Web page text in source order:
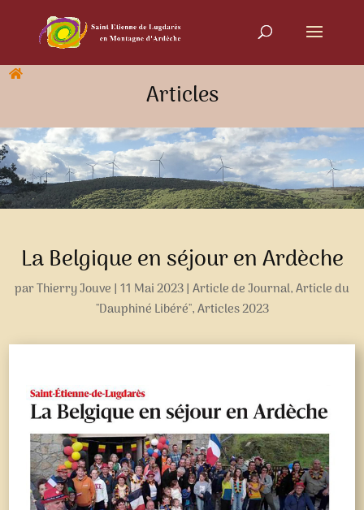
Articles
La Belgique en séjour en Ardèche
parThierry Jouve | 11 Mai 2023| Article de Journal,Article du
"Dauphiné Libéré",Articles 2023